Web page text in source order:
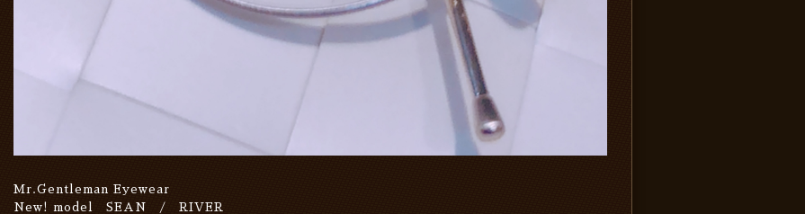
Mr.Gentleman Eyewear
New! model SEAN / RIVER